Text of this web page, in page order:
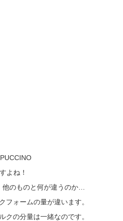
よね！
のものと何が違うのか…
フォームの量が違います。
クの分量は一緒なのです。